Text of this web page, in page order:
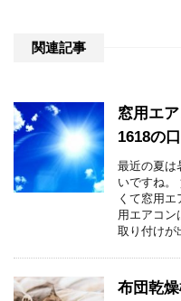
関連記事
窓用エ
1618の
最近の夏は
いですね。
くて窓用
用エアコン
取り付けが
布団乾